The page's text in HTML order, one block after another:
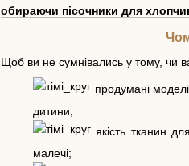
обираючи пісочники для
Щоб ви не сумнівались у тому, чи
продумані
дитини;
якість тканин
малечі;